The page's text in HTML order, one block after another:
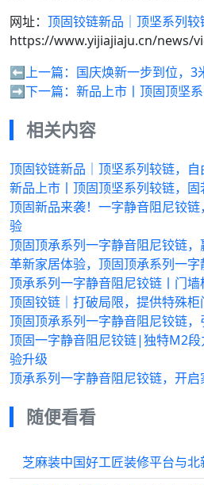
网址： 顶固铰链新品｜顶坚系列
https://www.yijiajiaju.cn/news/
⬅️上一篇： 国庆焕新一步到位，3
➡️下一篇： 新品上市丨顶固顶坚
相关内容
顶固铰链新品｜顶坚系列较链，
新品上市丨顶固顶坚系列较链，
顶固新品来袭！一字静音阻尼铰
验
顶固顶承系列一字静音阻尼铰链
革新家居体验，顶固顶承系列一字
顶承系列一字静音阻尼铰链丨门
顶固铰链｜打破局限，提供特殊
顶固顶承系列一字静音阻尼铰链
顶固一字静音阻尼铰链|独特M2
验升级
顶承系列一字静音阻尼铰链，开
随便看看